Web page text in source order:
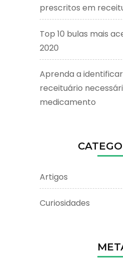
prescritos em
Top 10 bulas mais
2020
Aprenda a
receituário
medicamento
Artigos
Curiosidades